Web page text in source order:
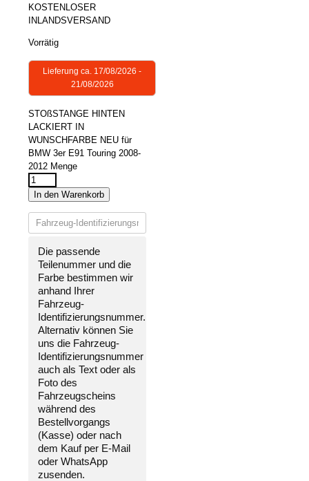
KOSTENLOSER
INLANDSVERSAND
Vorrätig
Lieferung ca. 17/08/2026 -
21/08/2026
STOßSTANGE HINTEN
LACKIERT IN
WUNSCHFARBE NEU für
BMW 3er E91 Touring 2008-
2012 Menge
In den Warenkorb
Die passende
Teilenummer und die
Farbe bestimmen wir
anhand Ihrer
Fahrzeug-
Identifizierungsnummer.
Alternativ können Sie
uns die Fahrzeug-
Identifizierungsnummer
auch als Text oder als
Foto des
Fahrzeugscheins
während des
Bestellvorgangs
(Kasse) oder nach
dem Kauf per E-Mail
oder WhatsApp
zusenden.